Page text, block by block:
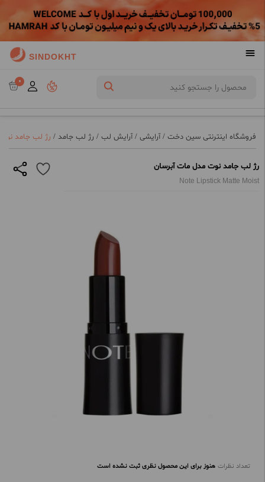
SINDOKHT
0
فروشگاه اینترنتی سین دخت / آرایشی / آرایش لب / رژ لب جامد / رژ لب جامد
رژ لب جامد نوت مدل مات آبرسان
Note Lipstick Matte Moist
تعداد نظرات هنوز برای این محصول نظری ثبت نشده است